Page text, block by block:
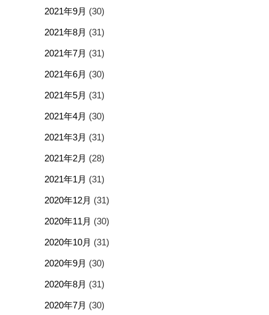
2021年9月 (30)
2021年8月 (31)
2021年7月 (31)
2021年6月 (30)
2021年5月 (31)
2021年4月 (30)
2021年3月 (31)
2021年2月 (28)
2021年1月 (31)
2020年12月 (31)
2020年11月 (30)
2020年10月 (31)
2020年9月 (30)
2020年8月 (31)
2020年7月 (30)